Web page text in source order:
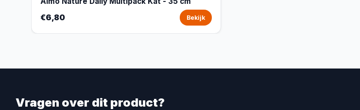
€6,80 Bekijk
Vragen over dit product?